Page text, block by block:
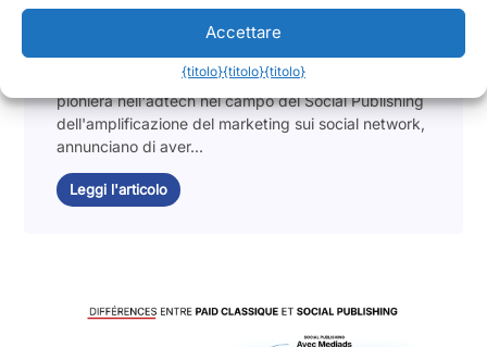
Accettare
{titolo}{titolo}{titolo}
delle campagne social dei brand!
Lagardère Publicité News et Mediads, l'azienda
pioniera nell'adtech nel campo del Social Publishing
dell'amplificazione del marketing sui social network,
annunciano di aver...
Leggi l'articolo